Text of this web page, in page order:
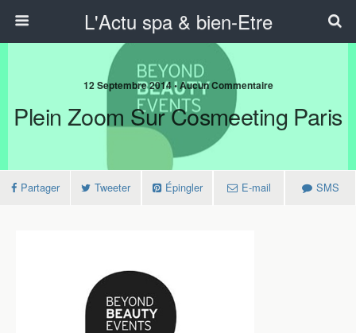
L'Actu spa & bien-Etre
12 Septembre 2014 • Aucun Commentaire
Plein Zoom Sur Cosmeeting Paris
Partager Tweeter Épingler E-mail SMS